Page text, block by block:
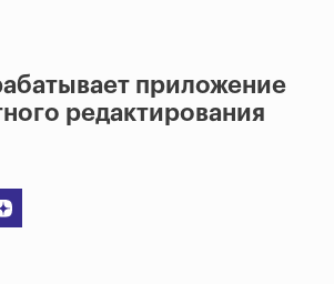
приложение
редактирования